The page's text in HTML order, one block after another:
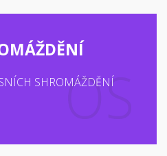
SHROMÁŽDĚNÍ